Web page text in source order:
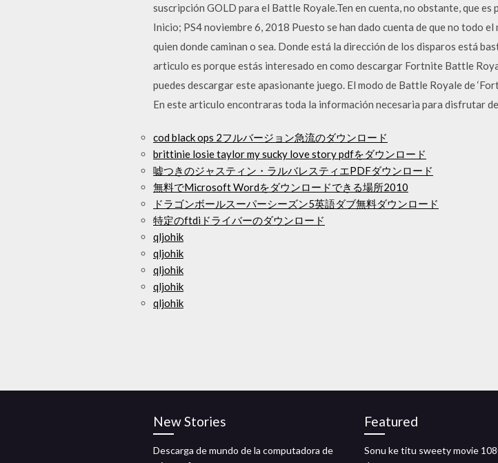
suscripción GOLD para el Battle Royale.Ten en cuenta, no obstante, que
Inicio; PS4 noviembre 6, 2018 Puesto se han dado cuenta de que no todo
quien donde caminan o sea. Donde está la dirección de los disparos está
articulo es porque estás interesado en como descargar Fortnite Battle
puedes descargar este apasionante juego. El modo de Battle Royale de
En este articulo encontraras toda la información necesaria para disfrutar
cod black ops 2フルバージョン急流のダウンロード
brittinie losie taylor my sucky love story pdfをダウンロード
嘘つきのジャスティン・ラルバレスティエPDFダウンロード
無料でMicrosoft Wordをダウンロードできる場所2010
ドラゴンボールスーパーシーズン5英語ダブ無料ダウンロード
特定のftdiドライバーのダウンロード
qljohik
qljohik
qljohik
qljohik
qljohik
New Stories
Descarga de mundo de la computadora de
Featured
Sonu ke titu sweety movie